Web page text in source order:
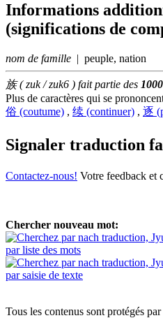
Informations
(significations de
nom de famille | peuple, nation
族 ( zuk / zuk6 ) fait partie des 1000
Plus de caractères qui se
俗 (coutume) , 续 (continuer) , 逐
Signaler traduction
Contactez-nous! Votre feedback et
Chercher nouveau mot:
par liste des mots
par saisie de texte
Tous les contenus sont protégés